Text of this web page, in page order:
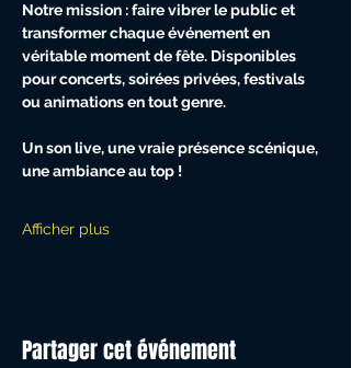
Notre mission : faire vibrer le public et
transformer chaque événement en
véritable moment de fête. Disponibles
pour concerts, soirées privées, festivals
ou animations en tout genre.
Un son live, une vraie présence scénique,
une ambiance au top !
Afficher plus
Partager cet événement